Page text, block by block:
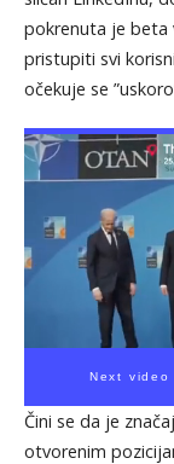
pokrenuta je beta
pristupiti svi
očekuje se
Next video
Čini se da je
otvorenim